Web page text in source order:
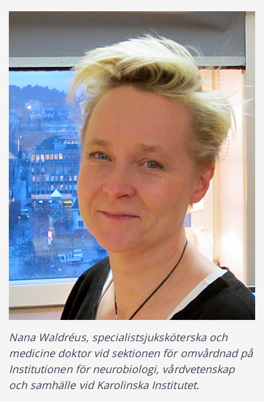
Nana Waldréus, specialistsjuksköterska och
medicine doktor vid sektionen för omvårdnad på
Institutionen för neurobiologi, vårdvetenskap
och samhälle vid Karolinska Institutet.